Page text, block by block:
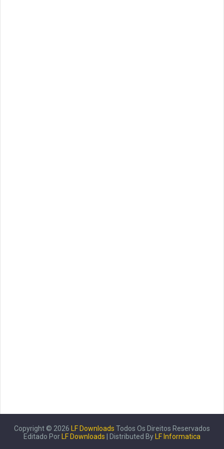
Copyright © 2026 LF Downloads Todos Os Direitos Reservados
Editado Por
LF Downloads | Distributed By LF Informatica